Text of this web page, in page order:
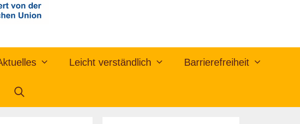
Leicht verständlich Barrierefreiheit